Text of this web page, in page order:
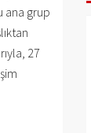
ana grup
27